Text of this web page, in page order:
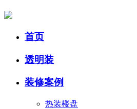
首页
透明装
装修案例
热装楼盘